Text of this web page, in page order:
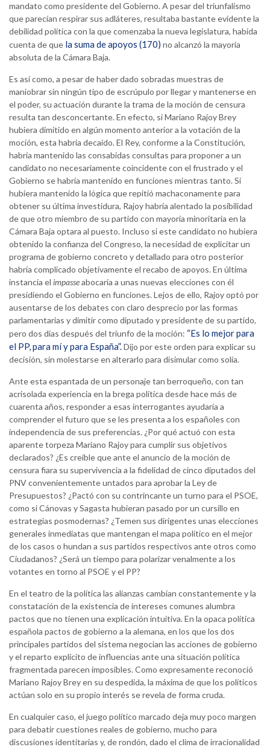
mandato como presidente del Gobierno. A pesar del triunfalismo
que parecían respirar sus adláteres, resultaba bastante evidente la
debilidad política con la que comenzaba la nueva legislatura, habida
cuenta de que la suma de apoyos (170) no alcanzó la mayoría
absoluta de la Cámara Baja.
Es así como, a pesar de haber dado sobradas muestras de
maniobrar sin ningún tipo de escrúpulo por llegar y mantenerse en
el poder, su actuación durante la trama de la moción de censura
resulta tan desconcertante. En efecto, si Mariano Rajoy Brey
hubiera dimitido en algún momento anterior a la votación de la
moción, esta habría decaído. El Rey, conforme a la Constitución,
habría mantenido las consabidas consultas para proponer a un
candidato no necesariamente coincidente con el frustrado y el
Gobierno se habría mantenido en funciones mientras tanto. Si
hubiera mantenido la lógica que repitió machaconamente para
obtener su última investidura, Rajoy habría alentado la posibilidad
de que otro miembro de su partido con mayoría minoritaria en la
Cámara Baja optara al puesto. Incluso si este candidato no hubiera
obtenido la confianza del Congreso, la necesidad de explicitar un
programa de gobierno concreto y detallado para otro posterior
habría complicado objetivamente el recabo de apoyos. En última
instancia el impasseabocaría a unas nuevas elecciones con él
presidiendo el Gobierno en funciones. Lejos de ello, Rajoy optó por
ausentarse de los debates con claro desprecio por las formas
parlamentarias y dimitir como diputado y presidente de su partido,
pero dos días después del triunfo de la moción: “Es lo mejor para
el PP, para mí y para España”.Dijo por este orden para explicar su
decisión, sin molestarse en alterarlo para disimular como solía.
Ante esta espantada de un personaje tan berroqueño, con tan
acrisolada experiencia en la brega política desde hace más de
cuarenta años, responder a esas interrogantes ayudaría a
comprender el futuro que se les presenta a los españoles con
independencia de sus preferencias. ¿Por qué actuó con esta
aparente torpeza Mariano Rajoy para cumplir sus objetivos
declarados? ¿Es creíble que ante el anuncio de la moción de
censura fiara su supervivencia a la fidelidad de cinco diputados del
PNV convenientemente untados para aprobar la Ley de
Presupuestos? ¿Pactó con su contrincante un turno para el PSOE,
como si Cánovas y Sagasta hubieran pasado por un cursillo en
estrategias posmodernas? ¿Temen sus dirigentes unas elecciones
generales inmediatas que mantengan el mapa político en el mejor
de los casos o hundan a sus partidos respectivos ante otros como
Ciudadanos? ¿Será un tiempo para polarizar venalmente a los
votantes en torno al PSOE y el PP?
En el teatro de la política las alianzas cambian constantemente y la
constatación de la existencia de intereses comunes alumbra
pactos que no tienen una explicación intuitiva. En la opaca política
española pactos de gobierno a la alemana, en los que los dos
principales partidos del sistema negocian las acciones de gobierno
y el reparto explícito de influencias ante una situación política
fragmentada parecen imposibles. Como expresamente reconoció
Mariano Rajoy Brey en su despedida, la máxima de que los políticos
actúan solo en su propio interés se revela de forma cruda.
En cualquier caso, el juego político marcado deja muy poco margen
para debatir cuestiones reales de gobierno, mucho para
discusiones identitarias y, de rondón, dado el clima de irracionalidad